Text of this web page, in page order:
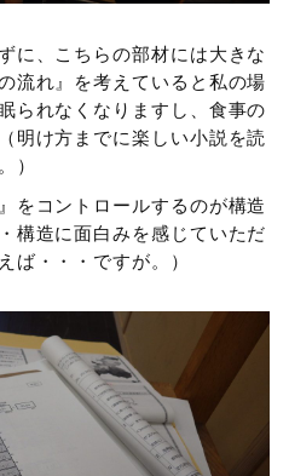
に、こちらの部材には大きな
流れ』を考えていると私の場
られなくなりますし、食事の
明け方までに楽しい小説を読
）
をコントロールするのが構造
構造に面白みを感じていただ
ば・・・ですが。）